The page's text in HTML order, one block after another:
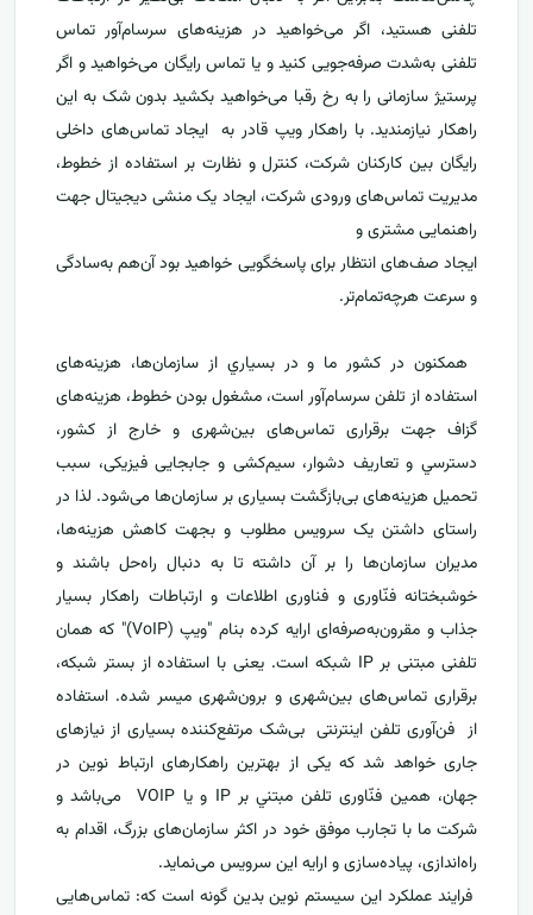
تلفنی هستید، اگر می‌خواهید در هزینه‌های سرسام‌آور تماس
تلفنی به‌شدت صرفه‌جویی‌ کنید و یا تماس رایگان می‌خواهید و اگر
پرستیژ سازمانی را به رخ رقبا می‌خواهید بکشید بدون شک به این
راهکار نیازمندید. با راهکار ویپ قادر به ایجاد تماس‌های داخلی
رایگان بین کارکنان شرکت، کنترل و نظارت بر استفاده از خطوط،
مدیریت تماس‌های ورودی شرکت، ایجاد یک منشی دیجیتال جهت
راهنمایی مشتری و
ایجاد صف‌های انتظار برای پاسخگویی خواهید بود آن‌هم به‌سادگی
و سرعت هرچه‌تمام‌تر.
‌ همکنون در کشور ما و در بسياري از سازمان‌ها، هزینه‌های
استفاده از تلفن سرسام‌آور است، مشغول بودن خطوط، هزینه‌های
گزاف جهت برقراری تماس‌های بین‌شهری و خارج از کشور،
دسترسي و تعاريف دشوار، سیم‌کشی و جابجایی فیزیکی، سبب
تحميل هزینه‌های بی‌بازگشت بسياری بر سازمان‌ها می‌شود. لذا در
راستای داشتن یک سرویس مطلوب و بجهت کاهش هزینه‌ها،
مدیران سازمان‌ها را بر آن داشته تا به دنبال راه‌حل باشند و
خوشبختانه فنّاوری و فناوری اطلاعات و ارتباطات راهکار بسیار
جذاب و مقرون‌به‌صرفه‌ای ارایه کرده بنام "ویپ (VoIP)" که همان
تلفنی مبتنی بر IP شبکه است. یعنی با استفاده از بستر شبکه،
برقراری تماس‌های بین‌شهری و برون‌شهری میسر شده. استفاده
از فن‌آوری تلفن اینترنتی بی‌شک مرتفع‌کننده بسیاری از نیازهای
جاری خواهد شد که یکی از بهترین راهکارهای ارتباط نوین در
جهان، همین فنّاوری تلفن مبتني بر IP و يا VOIP می‌باشد و
شرکت ما با تجارب موفق خود در اکثر سازمان‌های بزرگ، اقدام به
راه‌اندازی، پیاده‌سازی و ارایه این سرویس می‌نماید.
فرایند عملکرد این سیستم نوین بدین گونه است که: تماس‌هایی